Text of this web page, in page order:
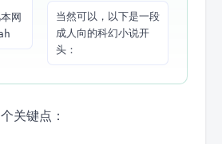
网
当然可以，以下是一段
成人向的科幻小说开
头：
关键点：